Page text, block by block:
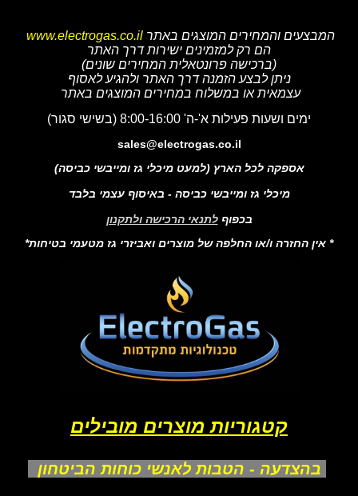
המבצעים והמחירים המוצגים באתר www.electrogas.co.il
הם רק למזמינים ישירות דרך האתר
(ברכישה פרונטאלית המחירים שונים)
ניתן לבצע הזמנה דרך האתר ולהגיע לאסוף
עצמאית או במשלוח במחירים המוצגים באתר
ימים ושעות פעילות א'-ה' 8:00-16:00 (בשישי סגור)
sales@electrogas.co.il
אספקה לכל הארץ (למעט מיכלי גז ומייבשי כביסה)
מיכלי גז ומייבשי כביסה - באיסוף עצמי בלבד
בכפוף לתנאי הרכישה ולתקנון
* אין החזרה ו/או החלפה של מוצרים ואביזרי גז מטעמי בטיחות*
קטגוריות מוצרים מובילים
בהצדעה - הטבות לאנשי כוחות הביטחון